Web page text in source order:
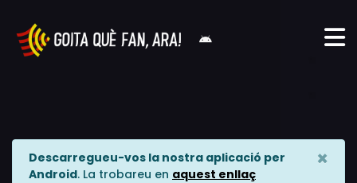
Descarregueu-vos la nostra aplicació per
Android. La trobareu en aquest enllaç
×